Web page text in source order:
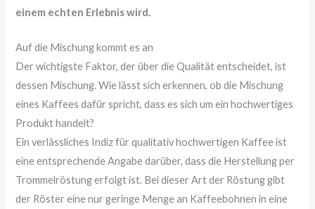
einem echten Erlebnis wird.
Auf die Mischung kommt es an
Der wichtigste Faktor, der über die Qualität entscheidet, ist
dessen Mischung. Wie lässt sich erkennen, ob die Mischung
eines Kaffees dafür spricht, dass es sich um ein hochwertiges
Produkt handelt?
Ein verlässliches Indiz für qualitativ hochwertigen Kaffee ist
eine entsprechende Angabe darüber, dass die Herstellung per
Trommelröstung erfolgt ist. Bei dieser Art der Röstung gibt
der Röster eine nur geringe Menge an Kaffeebohnen in eine